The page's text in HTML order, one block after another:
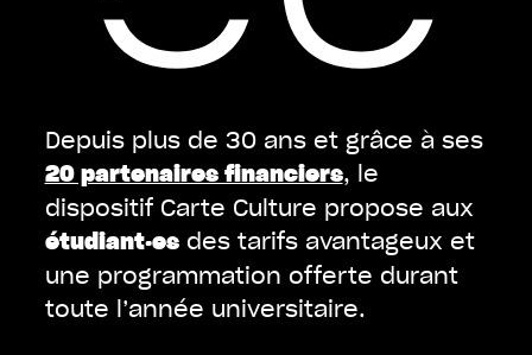
Depuis plus de 30 ans et grâce à ses
20 partenaires financiers, le
dispositif Carte Culture propose aux
étudiant·esdes tarifs avantageux et
une programmation offerte durant
toute l’année universitaire.